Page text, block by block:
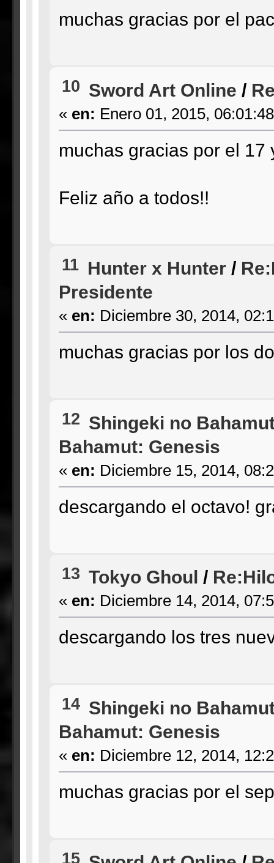
muchas gracias por el
10 Sword Art Online /
« en: Enero 01, 2015,
muchas gracias por el 17
Feliz año a todos!!
11 Hunter x Hunter/
Presidente
« en: Diciembre 30, 2014,
muchas gracias por los
12 Shingeki no
Bahamut: Genesis
« en: Diciembre 15, 2014,
descargando el octavo!
13 Tokyo Ghoul /
« en: Diciembre 14, 2014,
descargando los tres
14 Shingeki no
Bahamut: Genesis
« en: Diciembre 12, 2014,
muchas gracias por el
15